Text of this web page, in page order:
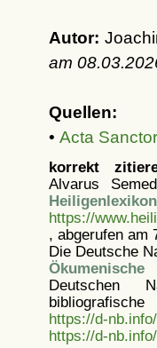
Autor:
am
Quellen:
• Acta
korrekt
Alvarus
Heiligenlexikon
https://
, abgerufen am
Die Deutsche
Deutschen
https://d-
https://d-